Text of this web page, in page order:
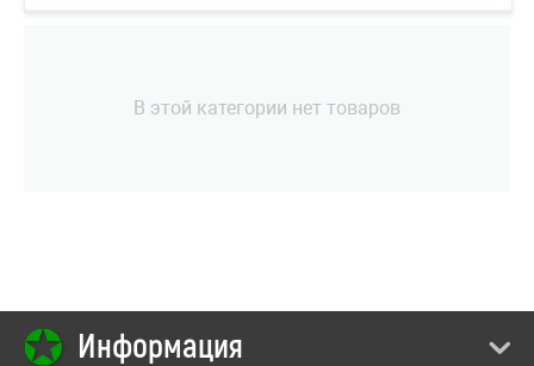
В этой категории нет товаров
Информация